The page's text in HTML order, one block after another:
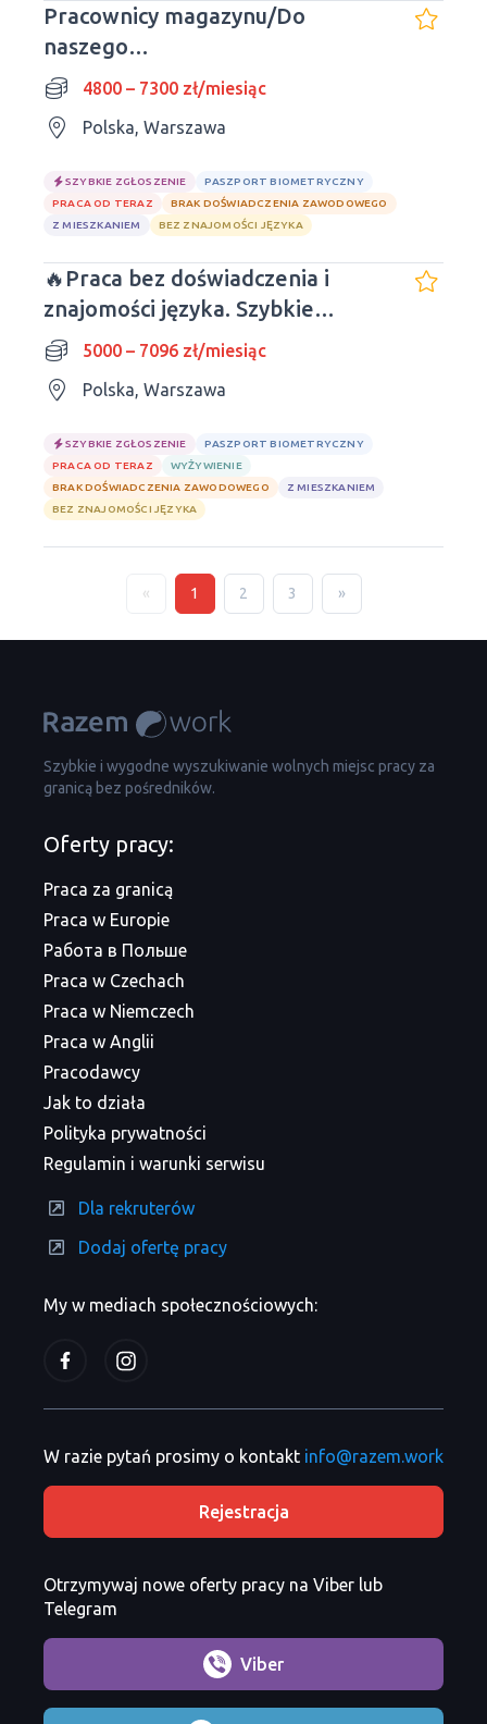
Pracownicy magazynu/Do
naszego
mieszkania/Doświadczenie nie
jest wymagane
4800 – 7300 zł/miesiąc
Polska, Warszawa
SZYBKIE ZGŁOSZENIE
PASZPORT BIOMETRYCZNY
PRACA OD TERAZ
BRAK DOŚWIADCZENIA ZAWODOWEGO
Z MIESZKANIEM
BEZ ZNAJOMOŚCI JĘZYKA
🔥Praca bez doświadczenia i
znajomości języka. Szybkie
zgłoszenie.
5000 – 7096 zł/miesiąc
Polska, Warszawa
SZYBKIE ZGŁOSZENIE
PASZPORT BIOMETRYCZNY
PRACA OD TERAZ
WYŻYWIENIE
BRAK DOŚWIADCZENIA ZAWODOWEGO
Z MIESZKANIEM
BEZ ZNAJOMOŚCI JĘZYKA
« 1 2 3 »
Szybkie i wygodne wyszukiwanie wolnych miejsc pracy za
granicą bez pośredników.
My w mediach społecznościowych:
Oferty pracy:
Praca za granicą
Praca w Europie
Работа в Польше
Praca w Czechach
Praca w Niemczech
Praca w Anglii
Pracodawcy
Jak to działa
Polityka prywatności
Regulamin i warunki serwisu
Dla rekruterów
Dodaj ofertę pracy
W razie pytań prosimy o kontakt info@razem.work
Rejestracja
Otrzymywaj nowe oferty pracy na Viber lub
Telegram
Viber